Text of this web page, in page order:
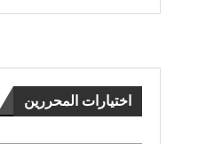
اختيارات المحررين